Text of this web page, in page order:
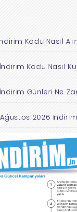
Kodu Nasıl
Kodu Nasıl
Günleri Ne
2026